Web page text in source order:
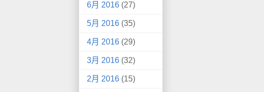
6月 2016 (27)
5月 2016 (35)
4月 2016 (29)
3月 2016 (32)
2月 2016 (15)